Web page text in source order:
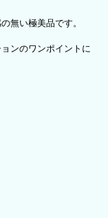
無い極美品です。
ンのワンポイントに